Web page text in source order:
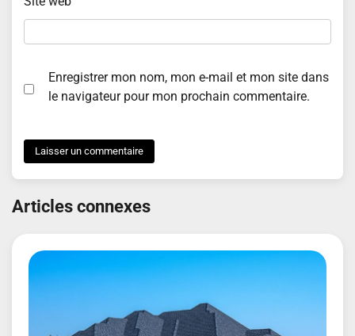
Enregistrer mon nom, mon e-mail et mon site dans
le navigateur pour mon prochain commentaire.
Articles connexes